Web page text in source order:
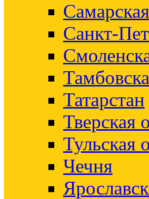
Санкт-
Татарстан
Тверская
Тульская
Чечня